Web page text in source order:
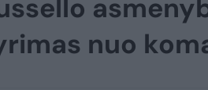
nuo